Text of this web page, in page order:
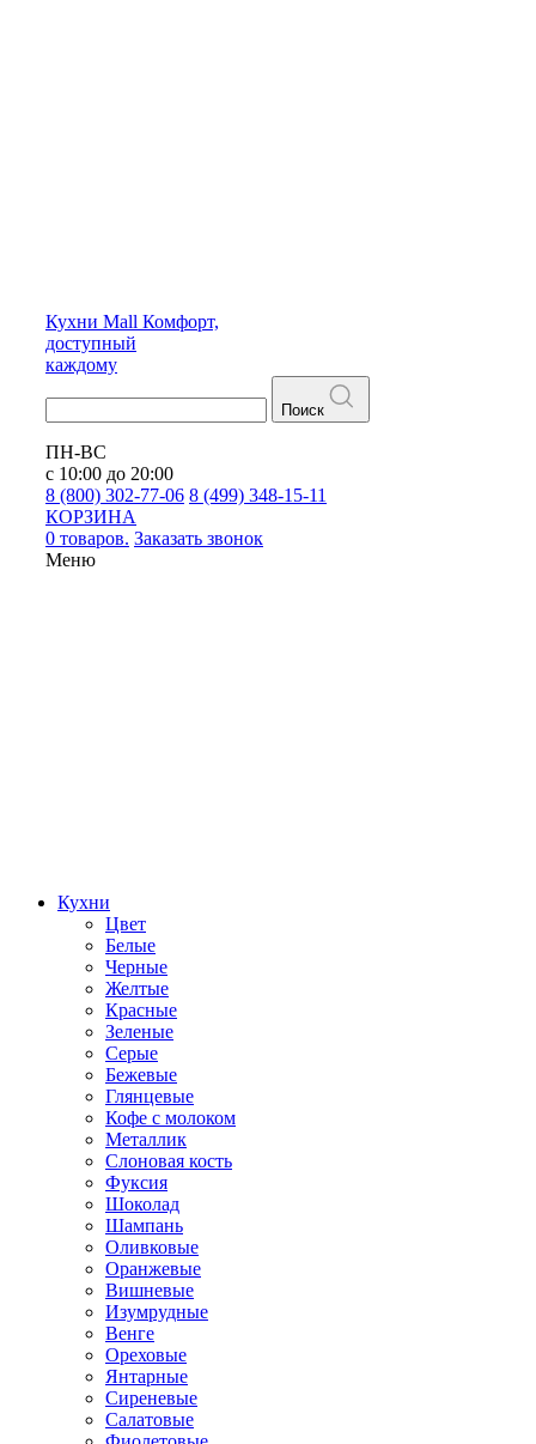
Кухни Mall Комфорт,
доступный
каждому
Поиск
ПН-ВС
с 10:00 до 20:00
8 (800) 302-77-06 8 (499) 348-15-11
КОРЗИНА
0 товаров. Заказать звонок
Меню
Кухни
Цвет
Белые
Черные
Желтые
Красные
Зеленые
Серые
Бежевые
Глянцевые
Кофе с молоком
Металлик
Слоновая кость
Фуксия
Шоколад
Шампань
Оливковые
Оранжевые
Вишневые
Изумрудные
Венге
Ореховые
Янтарные
Сиреневые
Салатовые